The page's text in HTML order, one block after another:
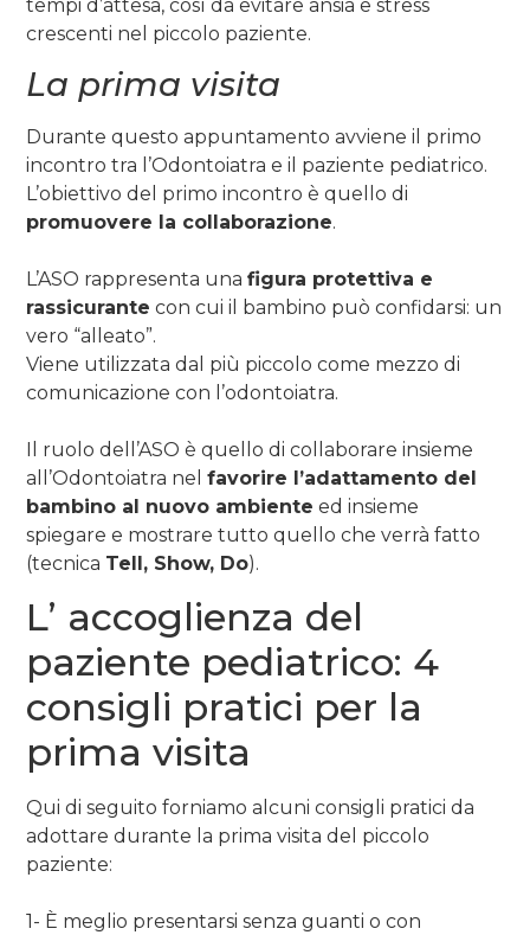
tempi d’attesa, così da evitare ansia e stress
crescenti nel piccolo paziente.
La prima visita
Durante questo appuntamento avviene il primo
incontro tra l’Odontoiatra e il paziente pediatrico.
L’obiettivo del primo incontro è quello di
promuovere la collaborazione.
L’ASO rappresenta unafigura protettiva e
rassicurante con cui il bambino può confidarsi: un
vero “alleato”.
Viene utilizzata dal più piccolo come mezzo di
comunicazione con l’odontoiatra.
Il ruolo dell’ASO è quello di collaborare insieme
all’Odontoiatra nelfavorire l’adattamento del
bambino al nuovo ambiente ed insieme
spiegare e mostrare tutto quello che verrà fatto
(tecnica Tell, Show, Do).
L’ accoglienza del
paziente pediatrico: 4
consigli pratici per la
prima visita
Qui di seguito forniamo alcuni consigli pratici da
adottare durante la prima visita del piccolo
paziente:
1- È meglio presentarsi senza guanti o con